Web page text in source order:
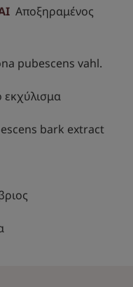
Αποξηραμένος
pubescens vahl.
εκχύλισμα
bark extract